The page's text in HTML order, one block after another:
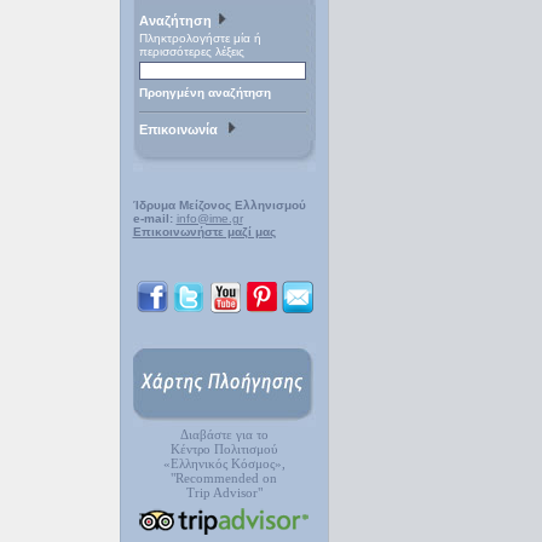
Αναζήτηση
Πληκτρολογήστε μία ή
περισσότερες λέξεις
Προηγμένη αναζήτηση
Επικοινωνία
Ίδρυμα Μείζονος Ελληνισμού
e-mail: info@ime.gr
Επικοινωνήστε μαζί μας
Διαβάστε για το
Κέντρο Πολιτισμού
«Ελληνικός Κόσμος»,
"Recommended on
Trip Advisor"